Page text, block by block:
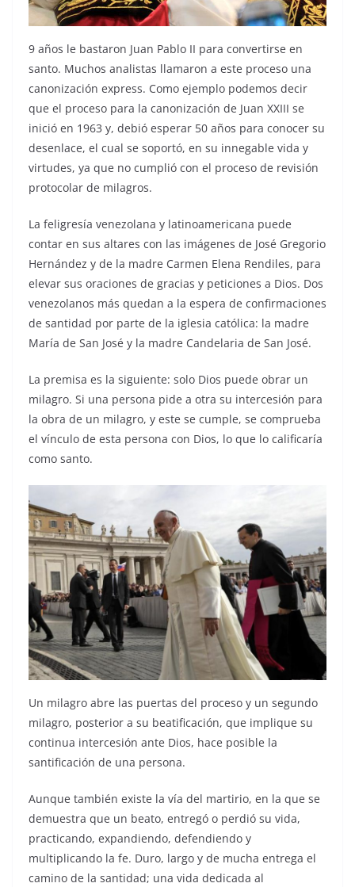
9 años le bastaron Juan Pablo II para convertirse en
santo. Muchos analistas llamaron a este proceso una
canonización express. Como ejemplo podemos decir
que el proceso para la canonización de Juan XXIII se
inició en 1963 y, debió esperar 50 años para conocer su
desenlace, el cual se soportó, en su innegable vida y
virtudes, ya que no cumplió con el proceso de revisión
protocolar de milagros.
La feligresía venezolana y latinoamericana puede
contar en sus altares con las imágenes de José Gregorio
Hernández y de la madre Carmen Elena Rendiles, para
elevar sus oraciones de gracias y peticiones a Dios. Dos
venezolanos más quedan a la espera de confirmaciones
de santidad por parte de la iglesia católica: la madre
María de San José y la madre Candelaria de San José.
La premisa es la siguiente: solo Dios puede obrar un
milagro. Si una persona pide a otra su intercesión para
la obra de un milagro, y este se cumple, se comprueba
el vínculo de esta persona con Dios, lo que lo calificaría
como santo.
Un milagro abre las puertas del proceso y un segundo
milagro, posterior a su beatificación, que implique su
continua intercesión ante Dios, hace posible la
santificación de una persona.
Aunque también existe la vía del martirio, en la que se
demuestra que un beato, entregó o perdió su vida,
practicando, expandiendo, defendiendo y
multiplicando la fe. Duro, largo y de mucha entrega el
camino de la santidad; una vida dedicada al